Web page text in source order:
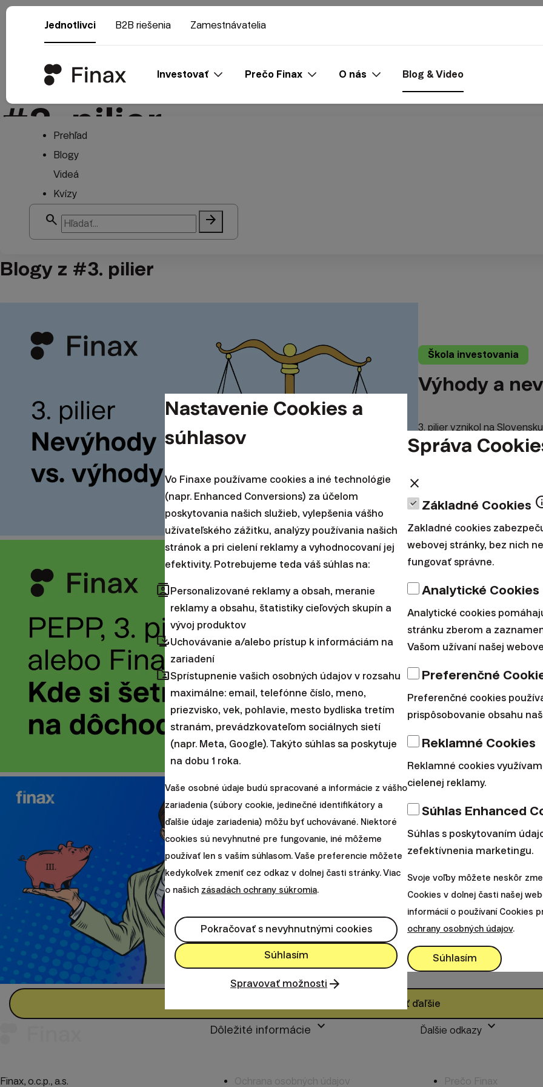
Jednotlivci B2B riešenia Zamestnávatelia
Investovať Prečo Finax O nás Blog & Video
#3. pilier
Prehľad
Blogy
Videá
Kvízy
search arrow_forward
Blogy z #3. pilier
Škola investovania
Výhody a
3. pilier vznikol na
dôchodku, inšpirovaný
Európsky
kde si šetriť
Mnohí z vás už
dôchodok (PEPP). Logicky
Osobné financie
Kde získam vyšší
dôchodok, 3.
Európsky dôchodok je sviežou
efektívnejšie riešenie. Na druhej
Radoslav Kasík | 24. októbra 2022
Načítať ďaľšie
Nastavenie Cookies a
súhlasov
Vo Finaxe používame cookies a iné technológie
(napr. Enhanced Conversions) za účelom
poskytovania našich služieb, vylepšenia vášho
užívateľského zážitku, analýzy používania našich
stránok a pri cielení reklamy a vyhodnocovaní jej
efektivity. Potrebujeme teda váš súhlas na:
contactsPersonalizované reklamy a obsah, meranie
reklamy a obsahu, štatistiky cieľových skupín a
vývoj produktov
browser_updatedUchovávanie a/alebo prístup k informáciám na
zariadení
folder_sharedSprístupnenie vašich osobných údajov v rozsahu
maximálne: email, telefónne číslo, meno,
priezvisko, vek, pohlavie, mesto bydliska tretím
stranám, prevádzkovateľom sociálnych sietí
(napr. Meta, Google). Takýto súhlas sa poskytuje
na dobu 1 roka.
Vaše osobné údaje budú spracované a informácie z vášho
zariadenia (súbory cookie, jedinečné identifikátory a
ďalšie údaje zariadenia) môžu byť uchovávané. Niektoré
cookies sú nevyhnutné pre fungovanie, iné môžeme
používať len s vaším súhlasom. Vaše preferencie môžete
kedykoľvek zmeniť cez odkaz v dolnej časti stránky. Viac
o našich zásadách ochrany súkromia.
Pokračovať s nevyhnutnými cookies
Súhlasím
Spravovať možnosti
Správa
close
Základné Cookies
Zakladné cookies
webovej stránky, bez nich
fungovať správne.
Analytické Cookies
Analytické cookies
stránku zberom a
Vašom užívaní našej
Preferenčné
Preferenčné cookies
prispôsobovanie obsahu
Reklamné Cookies
Reklamné cookies
cielenej reklamy.
Súhlas Enhanced
Súhlas s poskytovaním
zefektívnenia marketingu.
Svoje voľby môžete neskôr
Cookies v dolnej časti našej
informácií o používaní Cookies
ochrany osobných údajov.
Súhlasím
Finax, o.c.p., a.s.
Dôležité informácie keyboard_arrow_down
Ochrana osobných údajov
Ďalšie odkazy keyboard_arrow_down
Prečo Finax